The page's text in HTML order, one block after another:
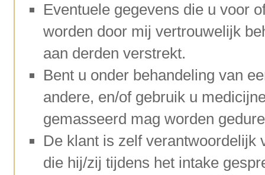
Eventuele gegevens die u voor
worden door mij vertrouwelijk
aan derden verstrekt.
Bent u onder behandeling van
andere, en/of gebruik u
gemasseerd mag worden
De klant is zelf verantwoordelijk
die hij/zij tijdens het intake